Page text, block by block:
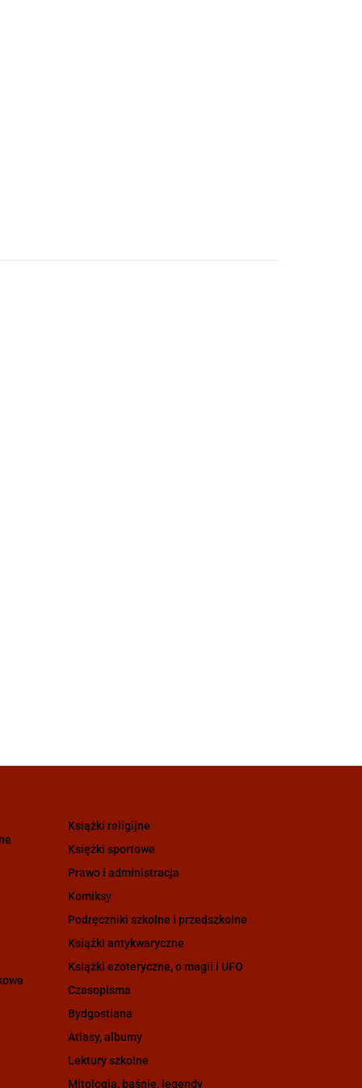
Książki religijne
Księżki sportowe
Prawo i administracja
Komiksy
Podręczniki szkolne i przedszkolne
Książki antykwaryczne
Książki ezoteryczne, o magii i UFO
Czasopisma
Bydgostiana
Atlasy, albumy
Lektury szkolne
Mitologia, baśnie, legendy